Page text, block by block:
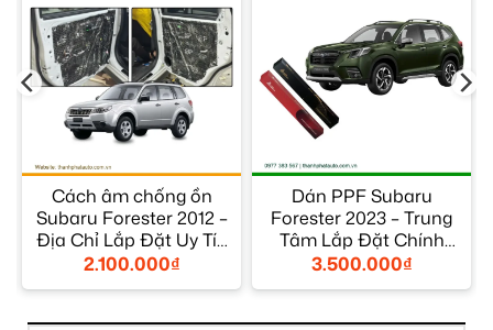
Cách âm chống ồn
Subaru Forester 2012 –
Địa Chỉ Lắp Đặt Uy Tín
TPHCM
2.100.000₫
Dán PPF Subaru
Forester 2023 – Trung
Tâm Lắp Đặt Chính
Hãng Uy Tín TPHCM
3.500.000₫